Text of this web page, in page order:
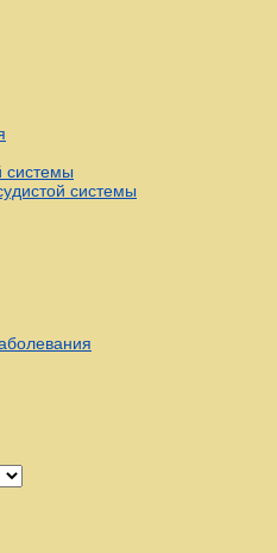
системы
системы